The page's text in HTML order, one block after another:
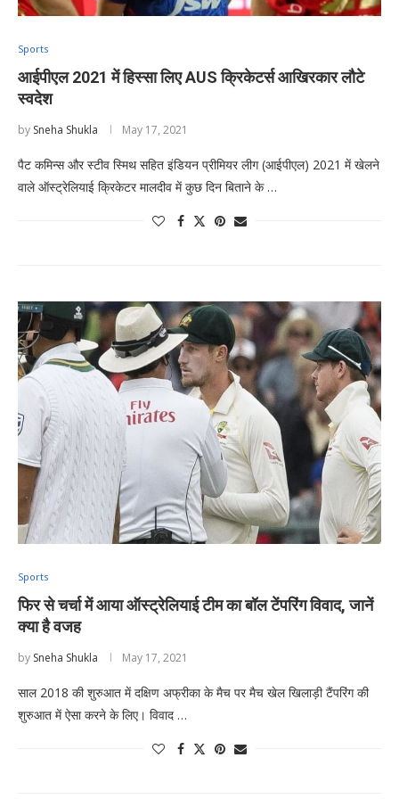
Sports
आईपीएल 2021 में हिस्सा लिए AUS क्रिकेटर्स आखिरकार लौटे
स्वदेश
by Sneha Shukla May 17, 2021
पैट कमिन्स और स्टीव स्मिथ सहित इंडियन प्रीमियर लीग (आईपीएल) 2021 में खेलने
वाले ऑस्ट्रेलियाई क्रिकेटर मालदीव में कुछ दिन बिताने के …
Sports
फिर से चर्चा में आया ऑस्ट्रेलियाई टीम का बॉल टेंपरिंग विवाद, जानें
क्या है वजह
by Sneha Shukla May 17, 2021
साल 2018 की शुरुआत में दक्षिण अफ्रीका के मैच पर मैच खेल खिलाड़ी टैंपरिंग की
शुरुआत में ऐसा करने के लिए। विवाद …